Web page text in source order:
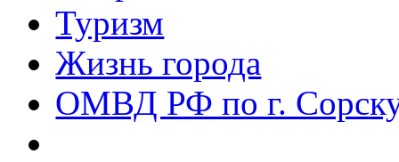
Туризм
Жизнь города
ОМВД РФ по г.